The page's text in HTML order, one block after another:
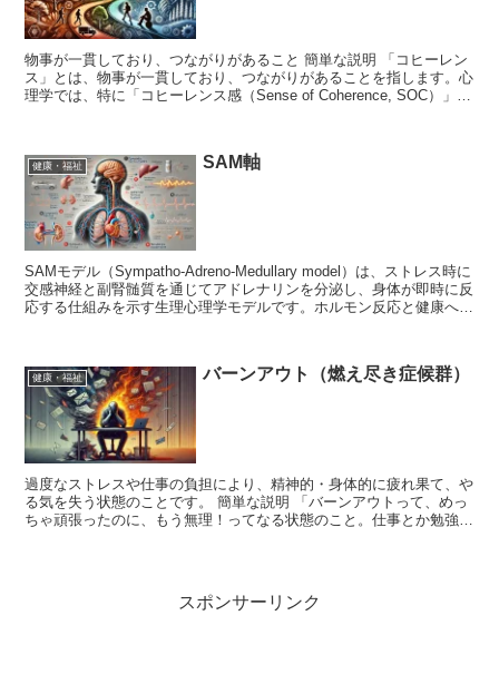
物事が一貫しており、つながりがあること 簡単な説明 「コヒーレン
ス」とは、物事が一貫しており、つながりがあることを指します。心
理学では、特に「コヒーレンス感（Sense of Coherence, SOC）」と
健康・福祉 SAM軸
SAMモデル（Sympatho-Adreno-Medullary model）は、ストレス時に
交感神経と副腎髄質を通じてアドレナリンを分泌し、身体が即時に反
応する仕組みを示す生理心理学モデルです。ホルモン反応と健康への
健康・福祉 バーンアウト（燃え尽き症候群）
過度なストレスや仕事の負担により、精神的・身体的に疲れ果て、や
る気を失う状態のことです。 簡単な説明 「バーンアウトって、めっ
ちゃ頑張ったのに、もう無理！ってなる状態のこと。仕事とか勉強と
スポンサーリンク